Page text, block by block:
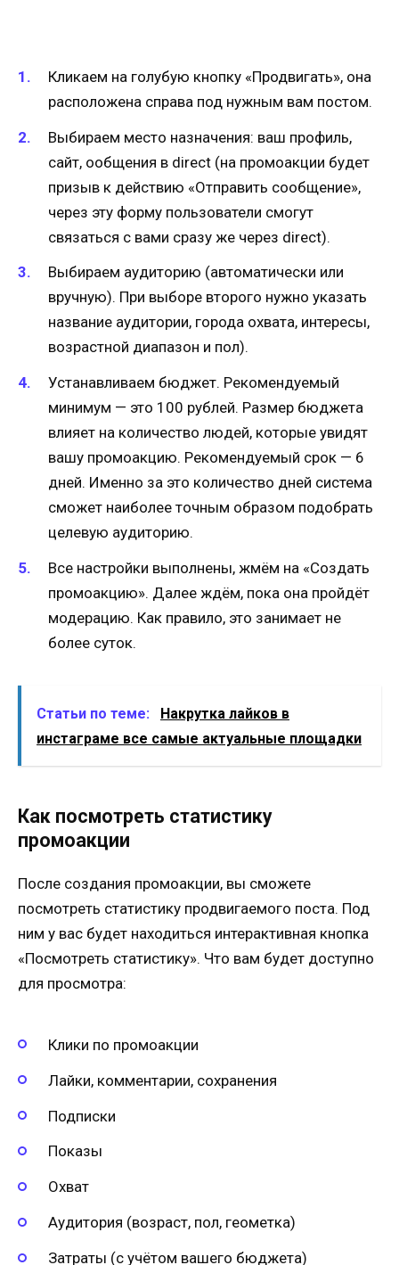
Кликаем на голубую кнопку «Продвигать», она
расположена справа под нужным вам постом.
Выбираем место назначения: ваш профиль,
сайт, ообщения в direct (на промоакции будет
призыв к действию «Отправить сообщение»,
через эту форму пользователи смогут
связаться с вами сразу же через direct).
Выбираем аудиторию (автоматически или
вручную). При выборе второго нужно указать
название аудитории, города охвата, интересы,
возрастной диапазон и пол).
Устанавливаем бюджет. Рекомендуемый
минимум — это 100 рублей. Размер бюджета
влияет на количество людей, которые увидят
вашу промоакцию. Рекомендуемый срок — 6
дней. Именно за это количество дней система
сможет наиболее точным образом подобрать
целевую аудиторию.
Все настройки выполнены, жмём на «Создать
промоакцию». Далее ждём, пока она пройдёт
модерацию. Как правило, это занимает не
более суток.
Статьи по теме:
Накрутка лайков в
инстаграме все самые актуальные площадки
Как посмотреть статистику
промоакции
После создания промоакции, вы сможете
посмотреть статистику продвигаемого поста. Под
ним у вас будет находиться интерактивная кнопка
«Посмотреть статистику». Что вам будет доступно
для просмотра:
Клики по промоакции
Лайки, комментарии, сохранения
Подписки
Показы
Охват
Аудитория (возраст, пол, геометка)
Затраты (с учётом вашего бюджета)